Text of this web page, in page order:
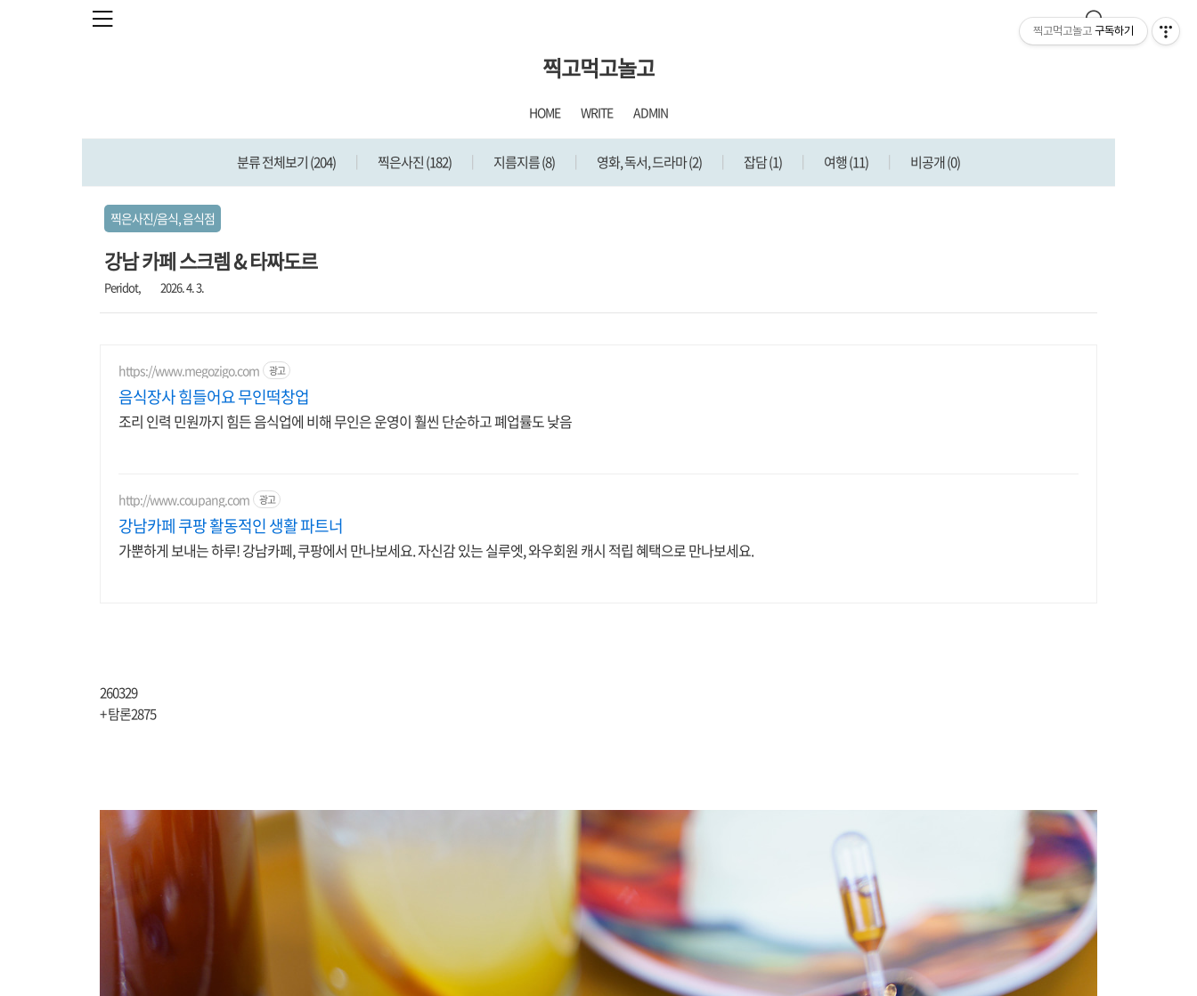
찍고먹고놀고
HOME WRITE ADMIN
분류 전체보기(204) 찍은사진(182) 지름지름(8) 영화, 독서, 드라마(2) 잡담(1) 여행(11) 비공개(0)
찍은사진/음식, 음식점
강남 카페 스크렘 & 타짜도르
Peridot, 2026. 4. 3.
https://www.megozigo.com 광고
음식장사 힘들어요 무인떡창업
조리 인력 민원까지 힘든 음식업에 비해 무인은 운영이 훨씬 단순하고 폐업률도 낮음
http://www.coupang.com 광고
강남카페 쿠팡 활동적인 생활 파트너
가뿐하게 보내는 하루! 강남카페, 쿠팡에서 만나보세요. 자신감 있는 실루엣, 와우회원 캐시 적립 혜택으로 만나보세요.
260329
+ 탐론2875
찍고먹고놀고 구독하기